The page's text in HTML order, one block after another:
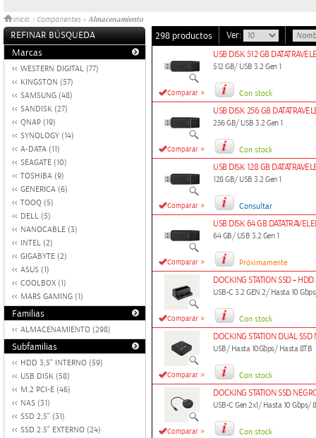
Inicio > Componentes » Almacenamiento
REFINAR BÚSQUEDA
Marcas
WESTERN DIGITAL (77)
KINGSTON (57)
SAMSUNG (48)
SANDISK (27)
QNAP (19)
SYNOLOGY (14)
A-DATA (11)
SEAGATE (10)
TOSHIBA (9)
GENERICA (6)
TOOQ (5)
DELL (5)
NANOCABLE (3)
INTEL (2)
GIGABYTE (2)
ASUS (1)
COOLBOX (1)
MARS GAMING (1)
Familias
ALMACENAMIENTO (298)
Subfamilias
HDD 3,5" INTERNO (59)
USB DISK (58)
M.2 PCI-E (46)
NAS (31)
SSD 2,5'' (31)
SSD 2.5" EXTERNO (24)
298 productos Ver:
Comparar »
USB DISK 512 GB
512 GB/ USB 3.2 Gen 1
Con stock
Comparar »
USB DISK 256 GB
256 GB/ USB 3.2 Gen 1
Con stock
Comparar »
USB DISK 128 GB
128 GB/ USB 3.2 Gen 1
Consultar
Comparar »
USB DISK 64 GB
64 GB/ USB 3.2 Gen 1
Próximamente
Comparar »
DOCKING STATION SSD +
USB-C 3.2 GEN 2/ Hasta 10
Con stock
Comparar »
DOCKING STATION DUAL
USB/ Hasta 10Gbps/ Hasta 8TB
Con stock
Comparar »
DOCKING STATION SSD
USB-C Gen 2x1/ Hasta 10 Gbps/
Con stock